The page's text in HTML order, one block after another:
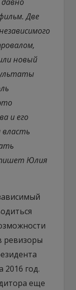
Две
новый
и его
власть
Юлия
ревизоры
2016 год.
еще